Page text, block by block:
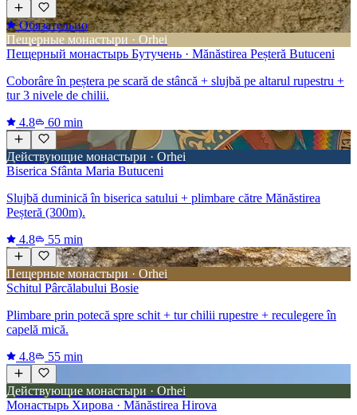
Обязательно
Пещерные монастыри · Orhei
Пещерный монастырь Бутучень · Mănăstirea Peșteră Butuceni
Coborâre în peștera pe scară de stâncă + slujbă pe altarul rupestru +
tur 3 nivele de chilii.
4.8
60 min
Действующие монастыри · Orhei
Biserica Sfânta Maria Butuceni
Slujbă duminică în biserica satului + plimbare către Mănăstirea
Peșteră (300m).
4.8
55 min
Пещерные монастыри · Orhei
Schitul Pârcălabului Bosie
Plimbare prin potecă spre schit + tur chilii rupestre + reculegere în
capelă mică.
4.8
55 min
Действующие монастыри · Orhei
Монастырь Хирова · Mănăstirea Hirova